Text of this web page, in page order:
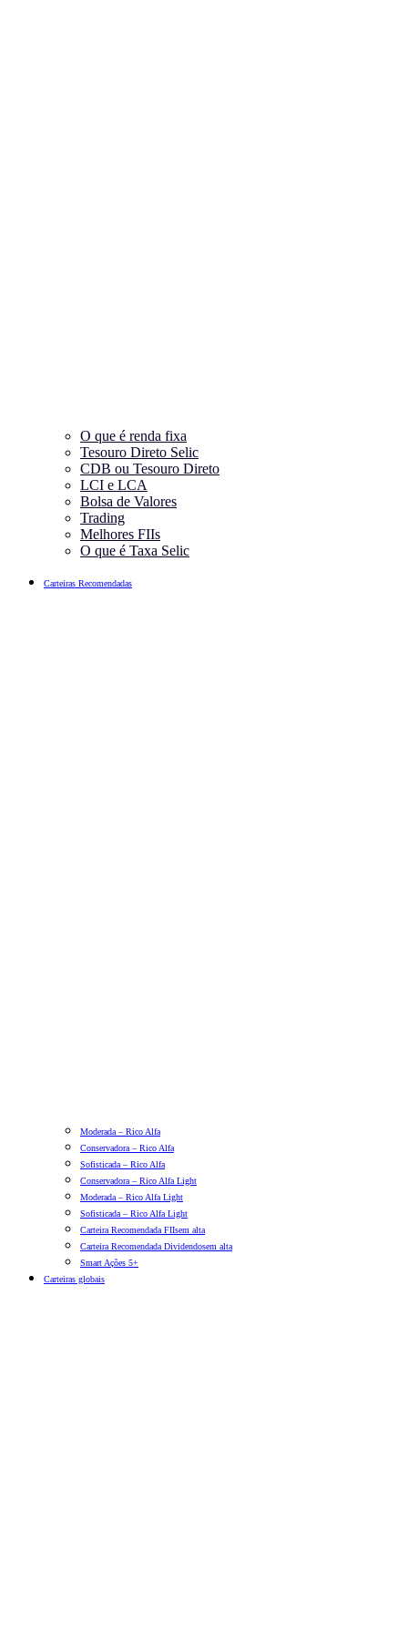
O que é renda fixa
Tesouro Direto Selic
CDB ou Tesouro Direto
LCI e LCA
Bolsa de Valores
Trading
Melhores FIIs
O que é Taxa Selic
Carteiras Recomendadas
Moderada – Rico Alfa
Conservadora – Rico Alfa
Sofisticada – Rico Alfa
Conservadora – Rico Alfa Light
Moderada – Rico Alfa Light
Sofisticada – Rico Alfa Light
Carteira Recomendada FIIsem alta
Carteira Recomendada Dividendosem alta
Smart Ações 5+
Carteiras globais